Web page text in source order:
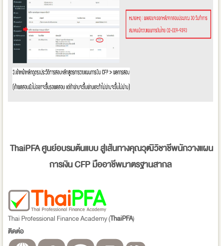
ThaiPFAศูนย์อบรมต้นแบบ สู่เส้นทางคุณวุฒิวิชาชีพนักวางแผน
การเงินCFPมืออาชีพมาตรฐานสากล
Thai Professional Finance Academy (ThaiPFA)
ติดต่อ